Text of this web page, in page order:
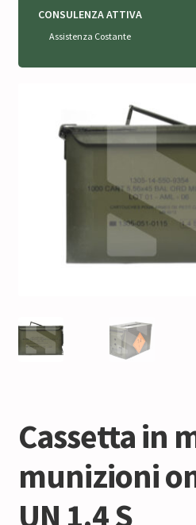
CONSULENZA ATTIVA
Assistenza Costante
Cassetta in
munizioni
UN 1.4 S